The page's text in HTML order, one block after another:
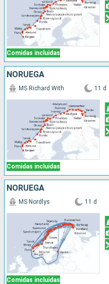
Comidas incluidas
NORUEGA
Comidas incluidas
MS Richard With 11 d
NORUEGA
Comidas incluidas
MS Nordlys 11 d